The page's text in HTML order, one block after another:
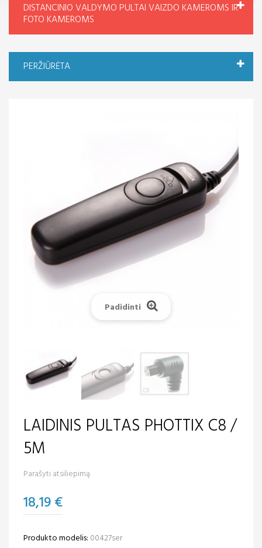
DISTANCINIO VALDYMO PULTAI VAIZDO KAMEROMS IR
FOTO KAMEROMS
PERŽIŪRĖTA
Padidinti
LAIDINIS PULTAS PHOTTIX C8 /
5M
Parašyti atsiliepimą
18,19 €
Produkto modelis: 00427ser